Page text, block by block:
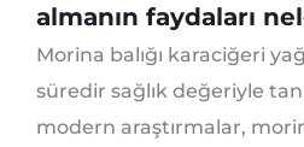
almanın faydaları
Morina balığı karaciğeri
süredir sağlık değeriyle
modern araştırmalar,